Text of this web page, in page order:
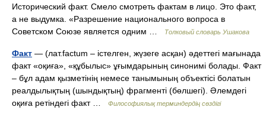
Исторический факт. Смело смотреть фактам в лицо. Это факт,
а не выдумка. «Разрешение национального вопроса в
Советском Союзе является одним …
Толковый словарь Ушакова
Факт — (лат.factum – істелген, жүзеге асқан) әдеттегі мағынада
факт «оқиға», «құбылыс» ұғымдарының синонимі болады. Факт
– бұл адам қызметінің немесе танымының объектісі болатын
реалдылықтың (шындықтың) фрагменті (бөлшегі). Әлемдегі
оқиға ретіндегі факт …
Философиялық терминдердің сөздігі